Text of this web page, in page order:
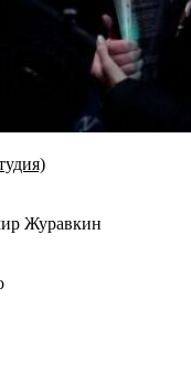
Журавкин